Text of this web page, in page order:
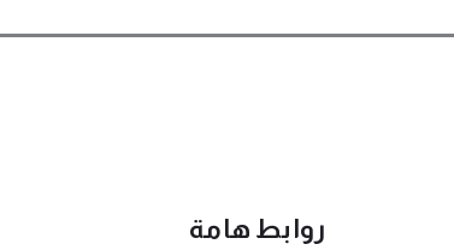
روابط هامة